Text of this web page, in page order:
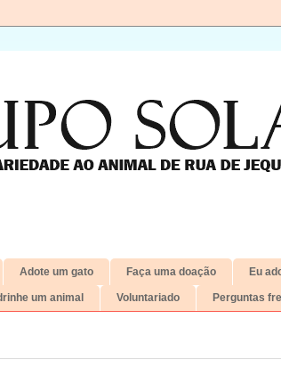
Adote um gato Faça uma doação Eu
um animal Voluntariado Perguntas